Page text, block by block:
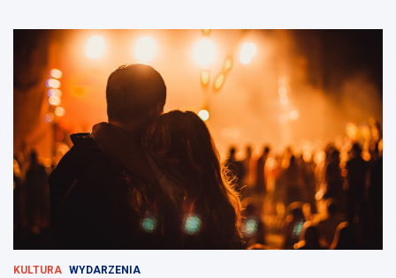
v
u
ż
z
?
KULTURA WYDARZENIA